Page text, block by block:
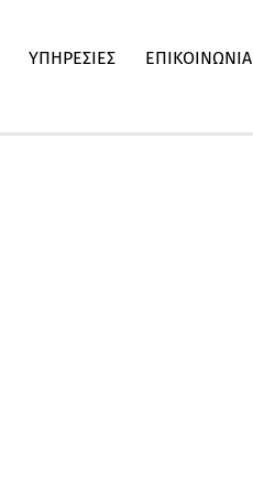
ΥΠΗΡΕΣΙΕΣ ΕΠΙΚΟΙΝΩΝΙΑ